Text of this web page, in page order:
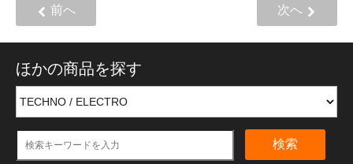
前へ 次へ
ほかの商品を探す
検索